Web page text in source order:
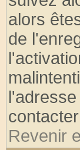
alors
de
Revenir